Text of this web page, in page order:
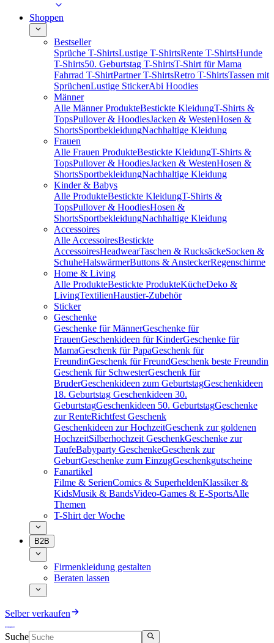
Shoppen
Bestseller
Sprüche T-ShirtsLustige T-ShirtsRente T-ShirtsHunde
T-Shirts50. Geburtstag T-ShirtsT-Shirt für Mama
Fahrrad T-ShirtPartner T-ShirtsRetro T-ShirtsTassen mit
SprüchenLustige StickerAbi Hoodies
Männer
Alle Männer ProdukteBestickte KleidungT-Shirts &
TopsPullover & HoodiesJacken & WestenHosen &
ShortsSportbekleidungNachhaltige Kleidung
Frauen
Alle Frauen ProdukteBestickte KleidungT-Shirts &
TopsPullover & HoodiesJacken & WestenHosen &
ShortsSportbekleidungNachhaltige Kleidung
Kinder & Babys
Alle ProdukteBestickte KleidungT-Shirts &
TopsPullover & HoodiesHosen &
ShortsSportbekleidungNachhaltige Kleidung
Accessoires
Alle AccessoiresBestickte
AccessoiresHeadwearTaschen & RucksäckeSocken &
SchuheHalswärmerButtons & AnsteckerRegenschirme
Home & Living
Alle ProdukteBestickte ProdukteKücheDeko &
LivingTextilienHaustier-Zubehör
Sticker
Geschenke
Geschenke für MännerGeschenke für
FrauenGeschenkideen für KinderGeschenke für
MamaGeschenk für PapaGeschenk für
FreundinGeschenk für FreundGeschenk beste Freundin
Geschenk für SchwesterGeschenk für
BruderGeschenkideen zum GeburtstagGeschenkideen
18. Geburtstag Geschenkideen 30.
GeburtstagGeschenkideen 50. GeburtstagGeschenke
zur RenteRichtfest Geschenk
Geschenkideen zur HochzeitGeschenk zur goldenen
HochzeitSilberhochzeit GeschenkGeschenke zur
TaufeBabyparty GeschenkeGeschenk zur
GeburtGeschenke zum EinzugGeschenkgutscheine
Fanartikel
Filme & SerienComics & SuperheldenKlassiker &
KidsMusik & BandsVideo-Games & E-SportsAlle
Themen
T-Shirt der Woche
B2B
Firmenkleidung gestalten
Beraten lassen
Selber verkaufen
Suche